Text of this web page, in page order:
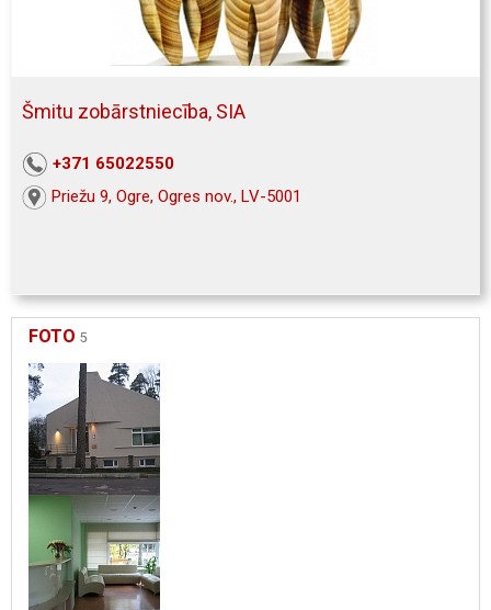
Šmitu zobārstniecība, SIA
+371 65022550
Priežu 9, Ogre, Ogres nov., LV-5001
FOTO 5